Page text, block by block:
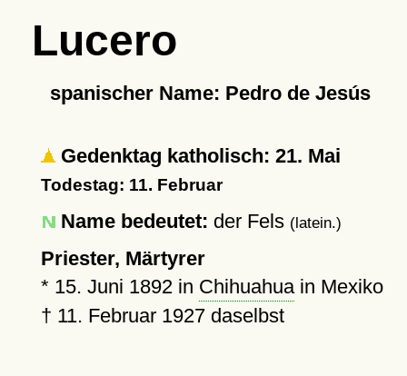
Lucero
spanischer Name: Pedro de Jesús
Gedenktag katholisch: 21. Mai
Todestag: 11. Februar
Name bedeutet: der Fels (latein.)
Priester, Märtyrer
* 15. Juni 1892in Chihuahuain Mexiko
† 11. Februar 1927daselbst